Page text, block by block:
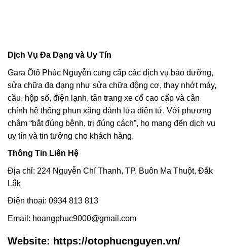
Dịch Vụ Đa Dạng và Uy Tín
Gara Ôtô Phúc Nguyễn cung cấp các dịch vụ bảo dưỡng,
sửa chữa đa dạng như sửa chữa động cơ, thay nhớt máy,
cầu, hộp số, điện lạnh, tân trang xe cổ cao cấp và cân
chỉnh hệ thống phun xăng đánh lửa điện tử. Với phương
châm “bắt đúng bệnh, trị đúng cách”, họ mang đến dịch vụ
uy tín và tin tưởng cho khách hàng.
Thông Tin Liên Hệ
Địa chỉ: 224 Nguyễn Chí Thanh, TP. Buôn Ma Thuột, Đắk
Lắk
Điện thoại: 0934 813 813
Email: hoangphuc9000@gmail.com
Website: https://otophucnguyen.vn/